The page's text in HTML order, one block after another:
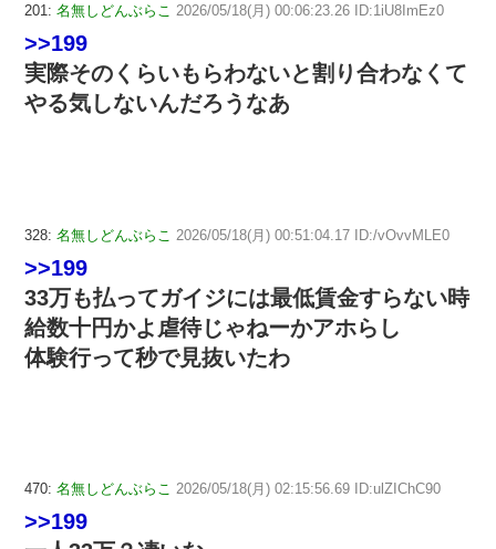
201: 名無しどんぶらこ 2026/05/18(月) 00:06:23.26 ID:1iU8ImEz0
>>199
実際そのくらいもらわないと割り合わなくて
やる気しないんだろうなあ
328: 名無しどんぶらこ 2026/05/18(月) 00:51:04.17 ID:/vOvvMLE0
>>199
33万も払ってガイジには最低賃金すらない時
給数十円かよ虐待じゃねーかアホらし
体験行って秒で見抜いたわ
470: 名無しどんぶらこ 2026/05/18(月) 02:15:56.69 ID:ulZIChC90
>>199